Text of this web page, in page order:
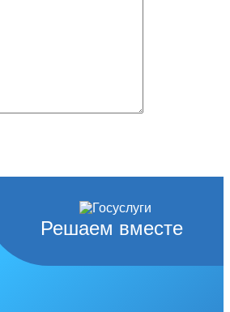
Решаем вместе